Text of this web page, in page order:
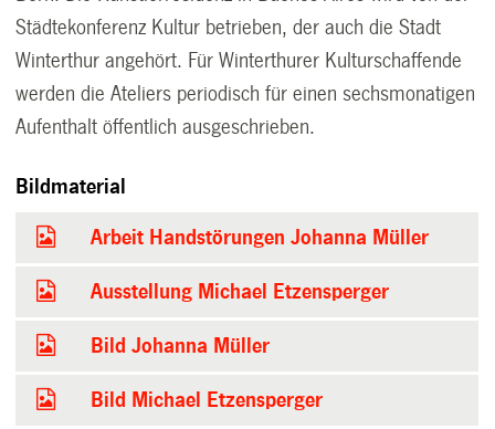
Städtekonferenz Kultur betrieben, der auch die Stadt
Winterthurangehört. Für Winterthurer Kulturschaffende
werden die Ateliers periodisch für einen sechsmonatigen
Aufenthalt öffentlich ausgeschrieben.
Bildmaterial
Arbeit Handstörungen Johanna Müller
Ausstellung Michael Etzensperger
Bild Johanna Müller
Bild Michael Etzensperger